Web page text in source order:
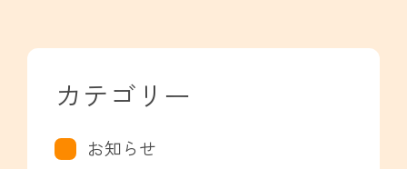
カテゴリー
お知らせ